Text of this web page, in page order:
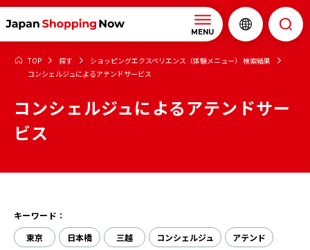
MENU
TOP 探す
ショッピングエクスペリエンス（体験メニュー） 検索結果
コンシェルジュによるアテンドサービス
コンシェルジュによるアテンドサー
ビス
キーワード：
東京
日本橋 三越 コンシェルジュ アテンド